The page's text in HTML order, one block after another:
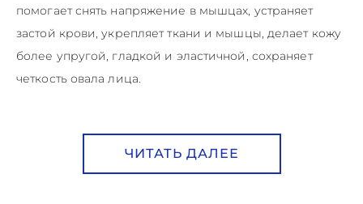
помогает снять напряжение в мышцах, устраняет
застой крови, укрепляет ткани и мышцы, делает кожу
более упругой, гладкой и эластичной, сохраняет
четкость овала лица.
ЧИТАТЬ ДАЛЕЕ